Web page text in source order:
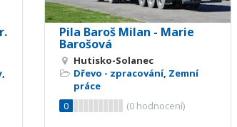
,
Pila Baroš Milan - Marie
Barošová
Hutisko-Solanec
Dřevo - zpracování, Zemní
práce
0
(0hodnocení)